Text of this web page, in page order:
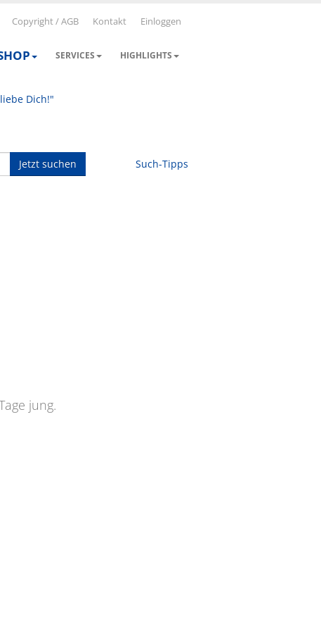
Copyright / AGB Kontakt Einloggen
SERVICES HIGHLIGHTS
Dich!"
Jetzt suchen Such-Tipps
jung.